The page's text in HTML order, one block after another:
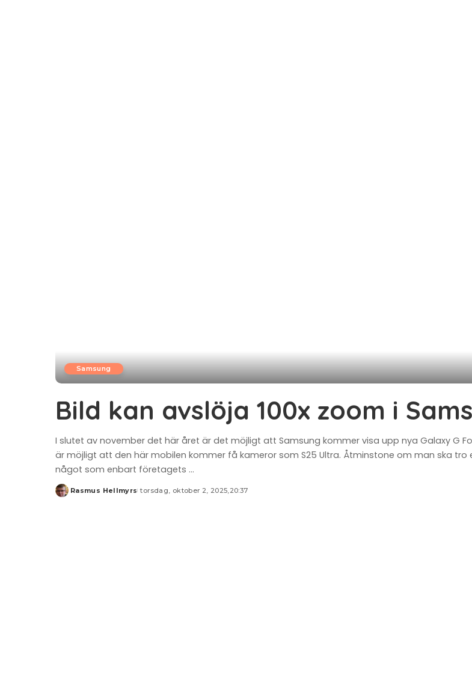
Samsung
Bild kan avslöja 100x zoom i
I slutet av november det här året är det möjligt att Samsung kommer visa upp nya Galaxy G
är möjligt att den här mobilen kommer få kameror som S25 Ultra. Åtminstone om man ska tro
något som enbart företagets ...
Posted
Rasmus Hellmyrs torsdag, oktober 2, 2025,20:37